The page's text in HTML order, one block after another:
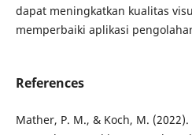
dapat meningkatkan kualitas
memperbaiki aplikasi
References
Mather, P. M., & Koch, M.